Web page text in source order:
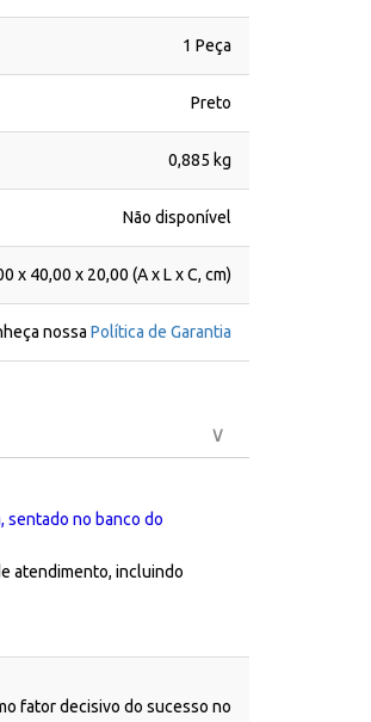
1 Peça
Preto
0,885 kg
Não disponível
x 40,00 x 20,00 (A x L x C, cm)
nossa Política de Garantia
sentado no banco do
atendimento, incluindo
fator decisivo do sucesso no